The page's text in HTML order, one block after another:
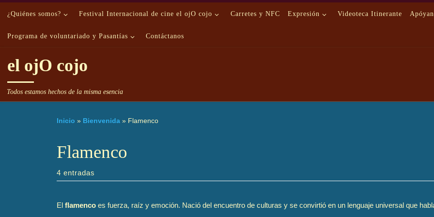
Saltar al contenido
¿Quiénes somos? Festival Internacional de cine el ojO cojo Carretes y NFC Expresión Videoteca Itinerante
Programa de voluntariado y Pasantías Contáctanos
el ojO cojo
Todos estamos hechos de la misma esencia
Inicio » Bienvenida » Flamenco
Flamenco
4 entradas
El flamenco es fuerza, raíz y emoción. Nació del encuentro de culturas y se convirtió en un lenguaje universal que